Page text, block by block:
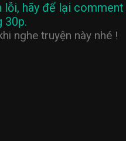
lỗi, hãy để lại comment
30p.
nghe truyện này nhé !